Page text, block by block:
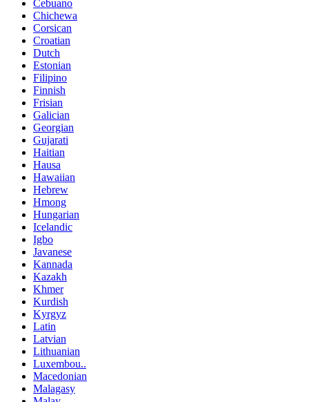
Cebuano
Chichewa
Corsican
Croatian
Dutch
Estonian
Filipino
Finnish
Frisian
Galician
Georgian
Gujarati
Haitian
Hausa
Hawaiian
Hebrew
Hmong
Hungarian
Icelandic
Igbo
Javanese
Kannada
Kazakh
Khmer
Kurdish
Kyrgyz
Latin
Latvian
Lithuanian
Luxembou..
Macedonian
Malagasy